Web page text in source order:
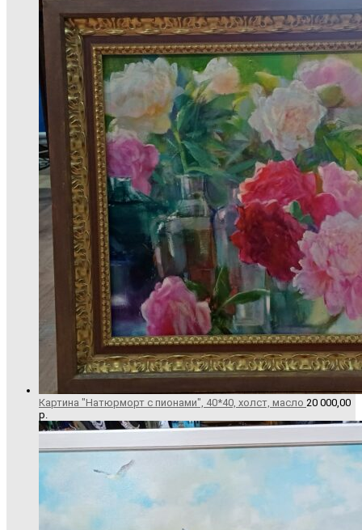
Картина "Натюрморт с пионами", 40*40, холст, масло 20 000,00
р.